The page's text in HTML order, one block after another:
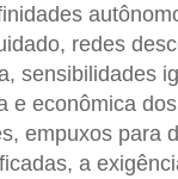
redes
sensibilidades
e econômica
empuxos para
a